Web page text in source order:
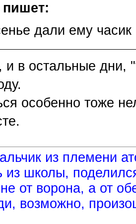
дали ему
и в остальные дни,
особенно тоже
из племени
из школы,
от ворона, а от
возможно,